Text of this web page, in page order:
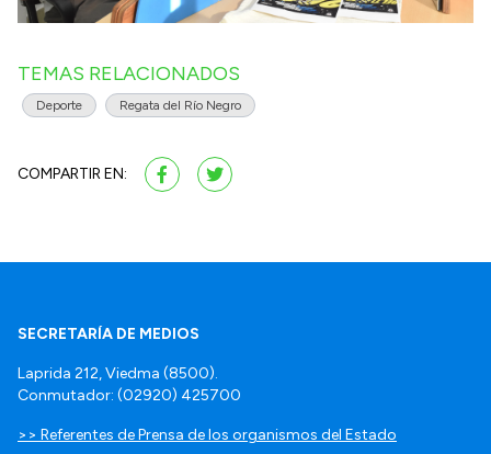
TEMAS RELACIONADOS
Deporte Regata del Río Negro
COMPARTIR EN:
SECRETARÍA DE MEDIOS
Laprida 212, Viedma (8500).
Conmutador: (02920) 425700
>> Referentes de Prensa de los organismos del Estado